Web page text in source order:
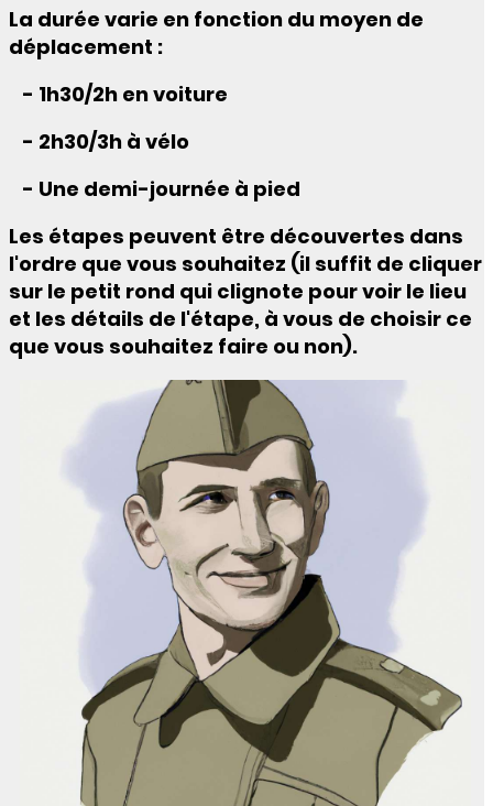
La durée varie en fonction du moyen de
déplacement :
- 1h30/2h en voiture
- 2h30/3h à vélo
- Une demi-journée à pied
Les étapes peuvent être découvertes dans
l'ordre que vous souhaitez (il suffit de cliquer
sur le petit rond qui clignote pour voir le lieu
et les détails de l'étape, à vous de choisir ce
que vous souhaitez faire ou non).